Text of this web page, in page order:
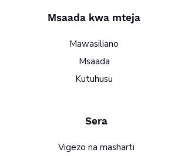
Msaada kwa mteja
Mawasiliano
Msaada
Kutuhusu
Sera
Vigezo na masharti